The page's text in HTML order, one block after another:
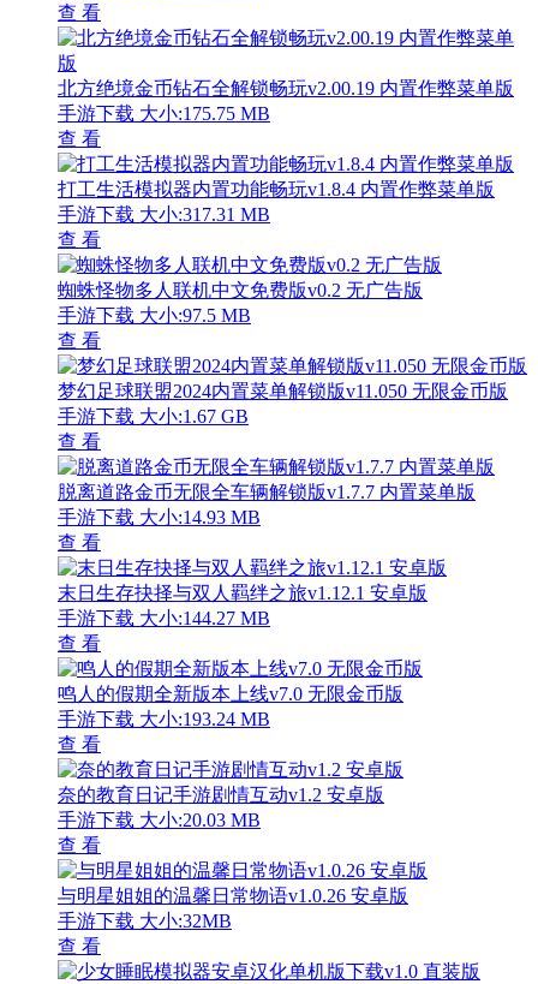
查 看
北方绝境金币钻石全解锁畅玩v2.00.19 内置作弊菜单版
手游下载 大小:175.75 MB
查 看
打工生活模拟器内置功能畅玩v1.8.4 内置作弊菜单版
手游下载 大小:317.31 MB
查 看
蜘蛛怪物多人联机中文免费版v0.2 无广告版
手游下载 大小:97.5 MB
查 看
梦幻足球联盟2024内置菜单解锁版v11.050 无限金币版
手游下载 大小:1.67 GB
查 看
脱离道路金币无限全车辆解锁版v1.7.7 内置菜单版
手游下载 大小:14.93 MB
查 看
末日生存抉择与双人羁绊之旅v1.12.1 安卓版
手游下载 大小:144.27 MB
查 看
鸣人的假期全新版本上线v7.0 无限金币版
手游下载 大小:193.24 MB
查 看
奈的教育日记手游剧情互动v1.2 安卓版
手游下载 大小:20.03 MB
查 看
与明星姐姐的温馨日常物语v1.0.26 安卓版
手游下载 大小:32MB
查 看